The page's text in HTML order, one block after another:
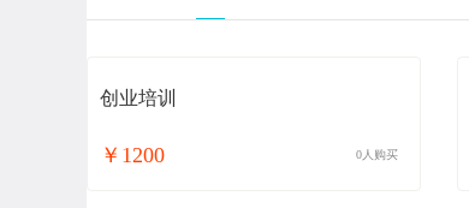
创业培训
￥1200 0人购买